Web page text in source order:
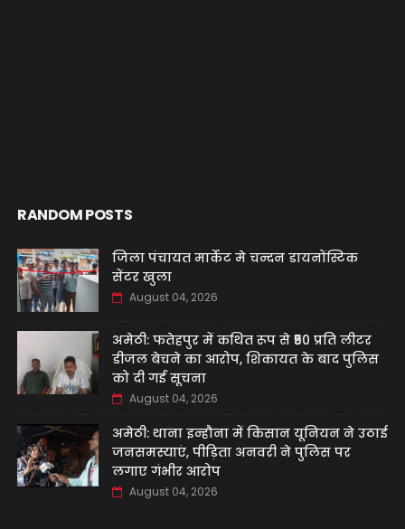
RANDOM POSTS
जिला पंचायत मार्केट मे चन्दन डायनोंस्टिक
सेंटर खुला
August 04, 2026
अमेठी: फतेहपुर में कथित रूप से ₹50 प्रति लीटर
डीजल बेचने का आरोप, शिकायत के बाद पुलिस
को दी गई सूचना
August 04, 2026
अमेठी: थाना इन्हौना में किसान यूनियन ने उठाई
जनसमस्याएं, पीड़िता अनवरी ने पुलिस पर
लगाए गंभीर आरोप
August 04, 2026